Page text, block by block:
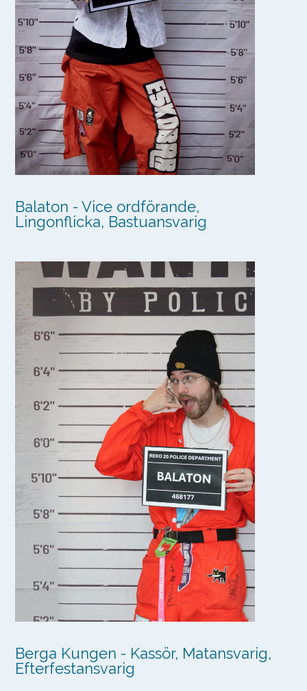
Balaton - Vice ordförande,
Lingonflicka, Bastuansvarig
Berga Kungen - Kassör, Matansvarig,
Efterfestansvarig